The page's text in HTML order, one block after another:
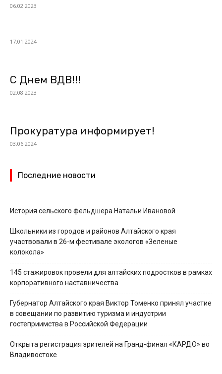
06.02.2023
17.01.2024
С Днем ВДВ!!!
02.08.2023
Прокуратура информирует!
03.06.2024
Последние новости
История сельского фельдшера Натальи Ивановой
Школьники из городов и районов Алтайского края
участвовали в 26-м фестивале экологов «Зеленые
колокола»
145 стажировок провели для алтайских подростков в рамках
корпоративного наставничества
Губернатор Алтайского края Виктор Томенко принял участие
в совещании по развитию туризма и индустрии
гостеприимства в Российской Федерации
Открыта регистрация зрителей на Гранд-финал «КАРДО» во
Владивостоке